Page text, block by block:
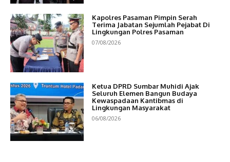
Kapolres Pasaman Pimpin Serah
Terima Jabatan Sejumlah Pejabat Di
Lingkungan Polres Pasaman
07/08/2026
Ketua DPRD Sumbar Muhidi Ajak
Seluruh Elemen Bangun Budaya
Kewaspadaan Kantibmas di
Lingkungan Masyarakat
06/08/2026